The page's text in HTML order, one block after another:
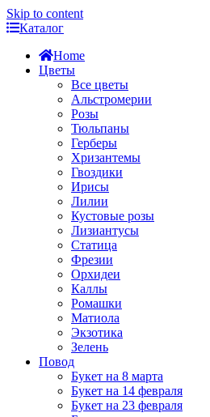
Skip to content
Каталог
Home
Цветы
Все цветы
Альстромерии
Розы
Тюльпаны
Герберы
Хризантемы
Гвоздики
Ирисы
Лилии
Кустовые розы
Лизиантусы
Статица
Фрезии
Орхидеи
Каллы
Ромашки
Матиола
Экзотика
Зелень
Повод
Букет на 8 марта
Букет на 14 февраля
Букет на 23 февраля